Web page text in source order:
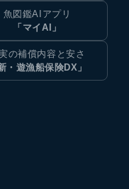
魚図鑑AIアプリ
「マイAI」
の補償内容と安さ
・遊漁船保険DX」